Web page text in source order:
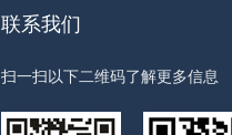
联系我们
扫一扫以下二维码了解更多信息